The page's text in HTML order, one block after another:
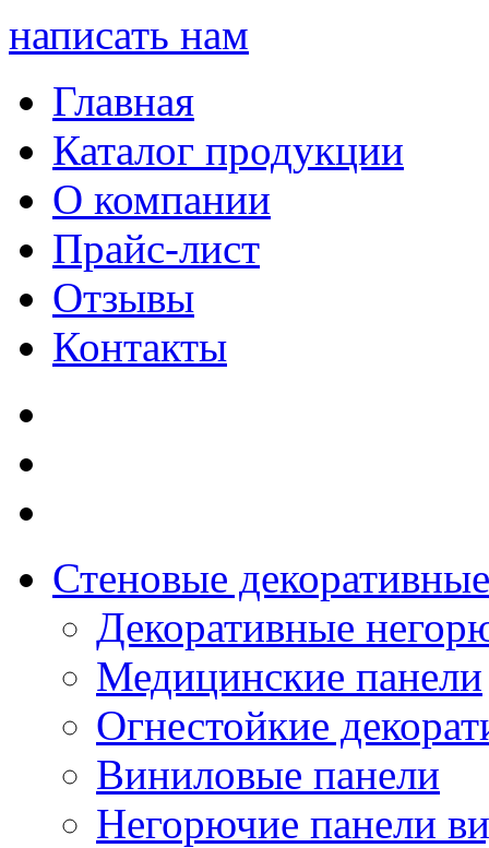
написать нам
Главная
Каталог продукции
О компании
Прайс-лист
Отзывы
Контакты
Стеновые
Декоративные
Медицинские панели
Огнестойкие
Виниловые панели
Негорючие панели